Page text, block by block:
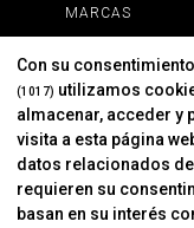
MARCAS
INFORMACIÓN
Contacto
Cambios Y
Con su
(1017) utilizamos
almacenar, acceder y
visita a esta página
datos relacionados
requieren su
basan en su interés